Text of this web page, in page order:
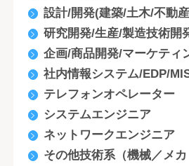
設計/開発(建築/土木/不動
研究開発/生産/製造技術開
企画/商品開発/マーケティ
社内情報システム/EDP/
テレフォンオペレーター
システムエンジニア
ネットワークエンジニア
その他技術系（機械／メカ